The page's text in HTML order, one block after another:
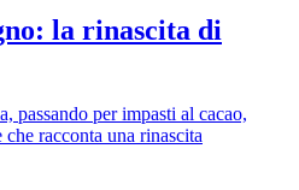
la rinascita di
passando per impasti al cacao,
racconta una rinascita